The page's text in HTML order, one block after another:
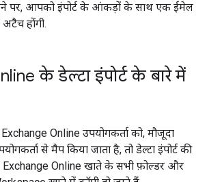
होने पर, आपको इंपोर्ट के आंकड़ों के साथ एक ईमेल
अटैच होंगी.
के डेल्टा इंपोर्ट के बारे में
Online उपयोगकर्ता को, मौजूदा
से मैप किया जाता है, तो डेल्टा इंपोर्ट की
Exchange Online खाते के सभी फ़ोल्डर और